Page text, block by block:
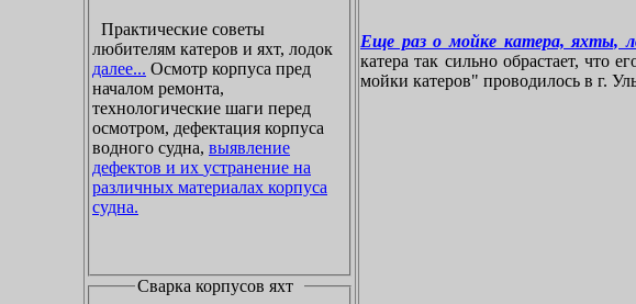
Практические советы
любителям катеров и яхт, лодок
далее... Осмотр корпуса пред
началом ремонта,
технологические шаги перед
осмотром, дефектация корпуса
водного судна, выявление
дефектов и их устранение на
различных материалах корпуса
судна.
Сварка корпусов яхт
Еще раз о мойке катера, яхты,
катера так сильно обрастает, что
мойки катеров" проводилось в г.